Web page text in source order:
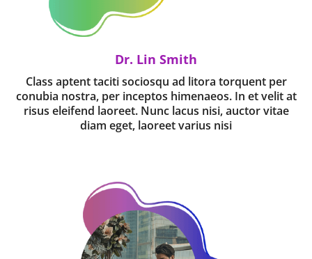
Dr. Lin Smith
Class aptent taciti sociosqu ad litora torquent per
conubia nostra, per inceptos himenaeos. In et velit at
risus eleifend laoreet. Nunc lacus nisi, auctor vitae
diam eget, laoreet varius nisi